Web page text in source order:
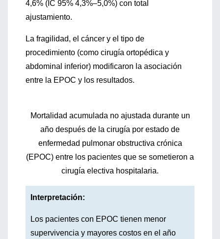
4,6% (IC 95% 4,3%–5,0%) con total
ajustamiento.
La fragilidad, el cáncer y el tipo de
procedimiento (como cirugía ortopédica y
abdominal inferior) modificaron la asociación
entre la EPOC y los resultados.
Mortalidad acumulada no ajustada durante un
año después de la cirugía por estado de
enfermedad pulmonar obstructiva crónica
(EPOC) entre los pacientes que se sometieron a
cirugía electiva hospitalaria.
Interpretación:
Los pacientes con EPOC tienen menor
supervivencia y mayores costos en el año